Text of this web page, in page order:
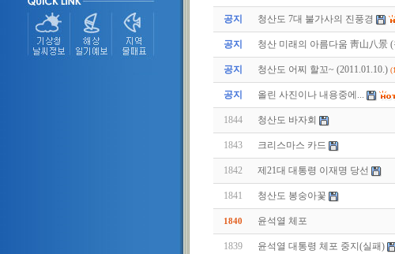
공지 청산도 7대 불가사의 진풍경
공지 청산 미래의 아름다움 靑山八景
공지 청산도 어찌 할꼬~ (2011.01.10.)
공지 올린 사진이나 내용중에...
1844 청산도 바자회
1843 크리스마스 카드
1842 제21대 대통령 이재명 당선
1841 청산도 봉숭아꽃
1840 윤석열 체포
1839 윤석열 대통령 체포 중지(실패)